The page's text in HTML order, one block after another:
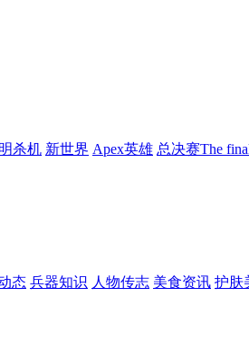
杀机 新世界 Apex英雄 总决赛The
态 兵器知识 人物传志 美食资讯 护肤